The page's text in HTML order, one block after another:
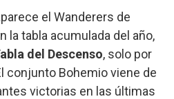
el Wanderers de
la tabla acumulada del año,
del Descenso, solo por
conjunto Bohemio viene de
victorias en las últimas